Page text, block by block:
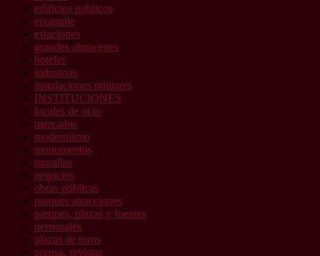
edificios publicos
eixample
estaciones
grandes almacenes
hoteles
industrias
instalaciones militares
INSTITUCIONES
locales de ocio
mercados
modernismo
monumentos
murallas
negocios
obras públicas
parques atracciones
parques, plazas y fuentes
personajes
plazas de toros
prensa, revistas